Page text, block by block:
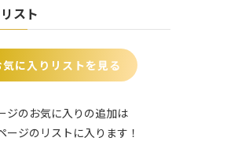
市・西
0)
スト
気に入りリストを見る
ジのお気に入りの追加は
ージのリストに入ります！